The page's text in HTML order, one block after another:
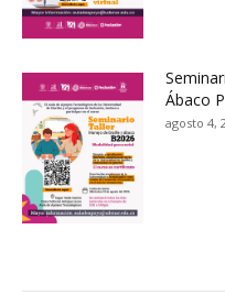
Ábaco
agosto 4,